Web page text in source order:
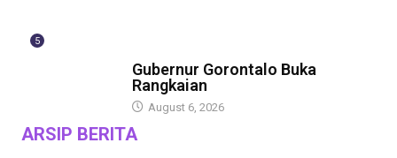
5
Gubernur Gorontalo Buka
Rangkaian
August 6, 2026
ARSIP BERITA